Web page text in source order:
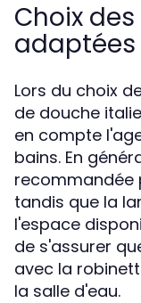
Choix
adaptées
Lors du choix
de douche
en compte
bains. En
recommandée
tandis que la
l'espace
de s'assurer
avec la
la salle d'eau.